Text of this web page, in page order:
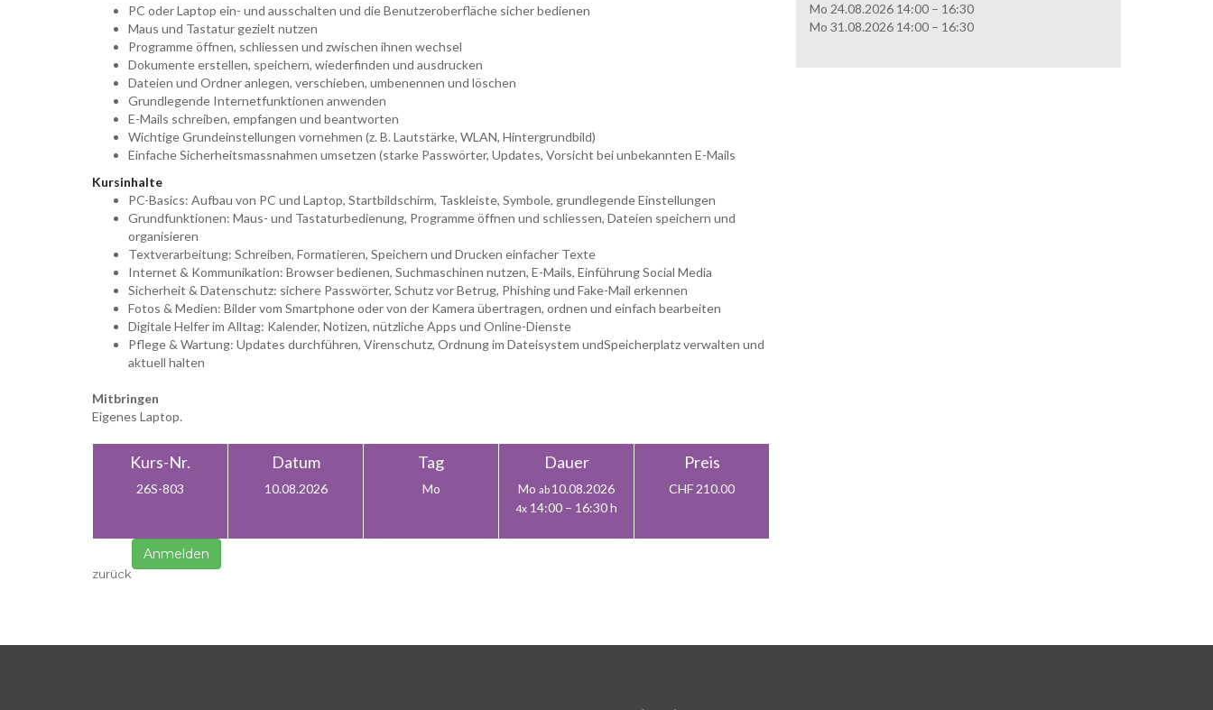
PC oder Laptop ein- und ausschalten und die Benutzeroberfläche sicher bedienen
Maus und Tastatur gezielt nutzen
Programme öffnen, schliessen und zwischen ihnen wechsel
Dokumente erstellen, speichern, wiederfinden und ausdrucken
Dateien und Ordner anlegen, verschieben, umbenennen und löschen
Grundlegende Internetfunktionen anwenden
E-Mails schreiben, empfangen und beantworten
Wichtige Grundeinstellungen vornehmen (z. B. Lautstärke, WLAN, Hintergrundbild)
Einfache Sicherheitsmassnahmen umsetzen (starke Passwörter, Updates, Vorsicht bei unbekannten E-Mails
Kursinhalte
PC-Basics: Aufbau von PC und Laptop, Startbildschirm, Taskleiste, Symbole, grundlegende Einstellungen
Grundfunktionen: Maus- und Tastaturbedienung, Programme öffnen und schliessen, Dateien speichern und
organisieren
Textverarbeitung: Schreiben, Formatieren, Speichern und Drucken einfacher Texte
Internet & Kommunikation: Browser bedienen, Suchmaschinen nutzen, E-Mails, Einführung Social Media
Sicherheit & Datenschutz: sichere Passwörter, Schutz vor Betrug, Phishing und Fake-Mail erkennen
Fotos & Medien: Bilder vom Smartphone oder von der Kamera übertragen, ordnen und einfach bearbeiten
Digitale Helfer im Alltag: Kalender, Notizen, nützliche Apps und Online-Dienste
Pflege & Wartung: Updates durchführen, Virenschutz, Ordnung im Dateisystem undSpeicherplatz verwalten und
aktuell halten
Mitbringen
Eigenes Laptop.
Kurs-Nr.
26S-803
Datum
10.08.2026
Tag
Mo
Dauer
Mo ab 10.08.2026
4x 14:00 – 16:30 h
Preis
CHF 210.00
zurück
Anmelden
Mo 24.08.2026 14:00 – 16:30
Mo 31.08.2026 14:00 – 16:30